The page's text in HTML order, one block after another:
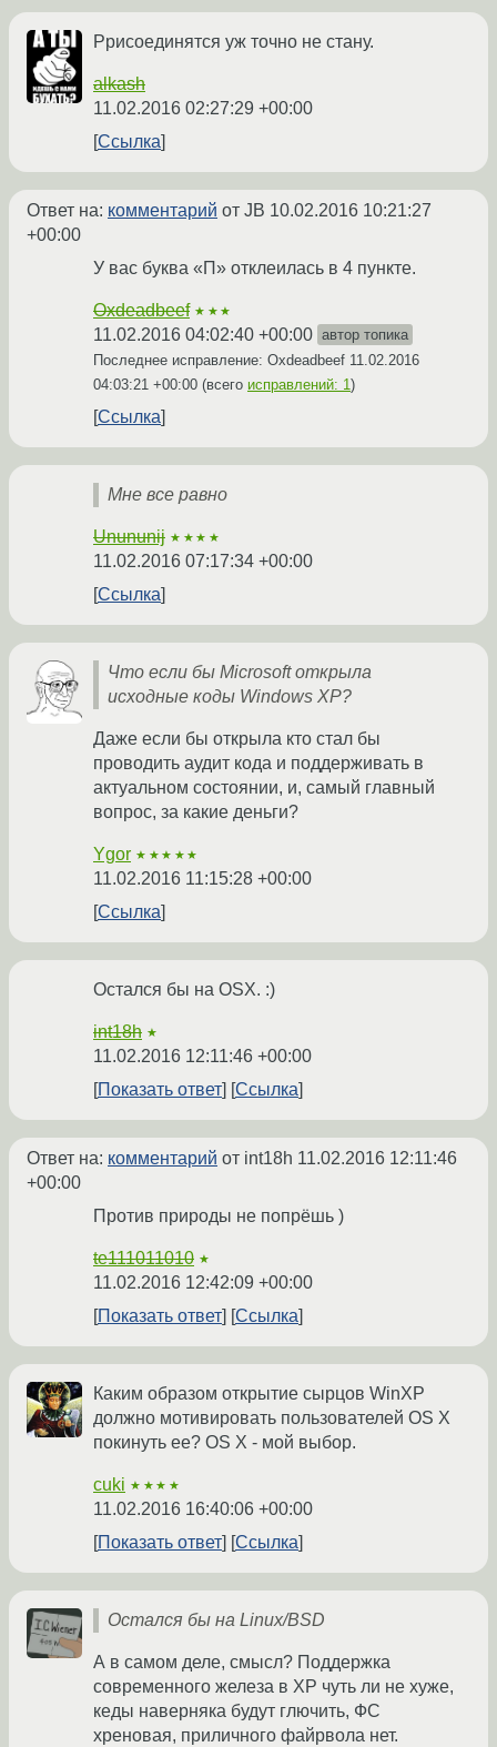
Ррисоединятся уж точно не стану.
alkash
11.02.2016 02:27:29 +00:00
Ссылка
Ответ на: комментарий от JB 10.02.2016 10:21:27
+00:00
У вас буква «П» отклеилась в 4 пункте.
Oxdeadbeef ★★★
11.02.2016 04:02:40 +00:00 автор топика
Последнее исправление: Oxdeadbeef 11.02.2016
04:03:21 +00:00 (всего исправлений: 1)
Ссылка
Мне все равно
Unununij ★★★★
11.02.2016 07:17:34 +00:00
Ссылка
Что если бы Microsoft открыла
исходные коды Windows XP?
Даже если бы открыла кто стал бы
проводить аудит кода и поддерживать в
актуальном состоянии, и, самый главный
вопрос, за какие деньги?
Ygor ★★★★★
11.02.2016 11:15:28 +00:00
Ссылка
Остался бы на OSX. :)
int18h ★
11.02.2016 12:11:46 +00:00
Показать ответ
Ссылка
Ответ на: комментарий от int18h 11.02.2016 12:11:46
+00:00
Против природы не попрёшь )
te111011010 ★
11.02.2016 12:42:09 +00:00
Показать ответ
Ссылка
Каким образом открытие сырцов WinXP
должно мотивировать пользователей OS X
покинуть ее? OS X - мой выбор.
cuki ★★★★
11.02.2016 16:40:06 +00:00
Показать ответ
Ссылка
Остался бы на Linux/BSD
А в самом деле, смысл? Поддержка
современного железа в ХР чуть ли не хуже,
кеды наверняка будут глючить, ФС
хреновая, приличного файрвола нет.